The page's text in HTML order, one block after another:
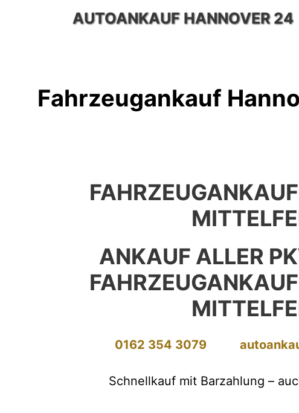
AUTOANKAUF HANNOVER 24
Fahrzeugankauf
ANKAUF ALLER
0162 354 3079
Schnellkauf mit Barzahlung –